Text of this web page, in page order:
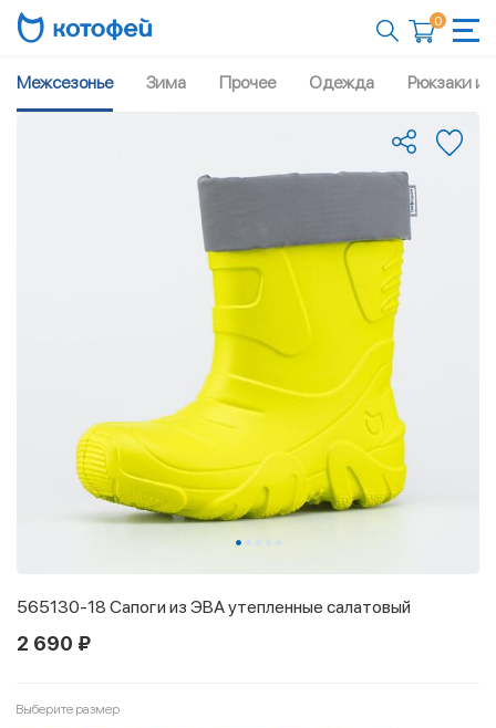
0
Межсезонье Зима Прочее Одежда Рюкзаки и
565130-18 Сапоги из ЭВА утепленные салатовый
2 690 ₽
Выберите размер